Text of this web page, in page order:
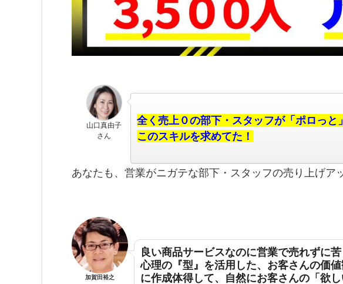
山口真由子
さん
全く売上０の部下・スタッフが「ポロっと
このスキルを求めてた！
あなたも、営業がニガテな部下・スタッフの売り上げア
加賀田裕之
良い商品サービスなのに営業で売れずに苦
心理の『型』を活用した、お客さんの価
に作成体得して、 自然にお客さんの「欲